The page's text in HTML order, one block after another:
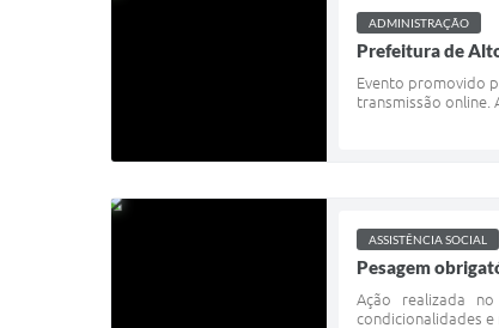
ADMINISTRAÇÃO
Prefeitura de
Evento promovido
transmissão online.
ASSISTÊNCIA SOCIAL
Pesagem
Ação realizada
condicionalidades e